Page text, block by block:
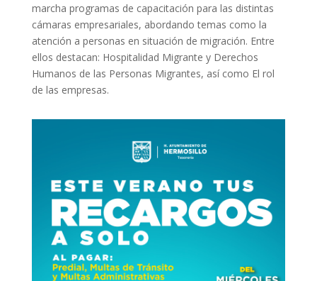
marcha programas de capacitación para las distintas
cámaras empresariales, abordando temas como la
atención a personas en situación de migración. Entre
ellos destacan: Hospitalidad Migrante y Derechos
Humanos de las Personas Migrantes, así como El rol
de las empresas.